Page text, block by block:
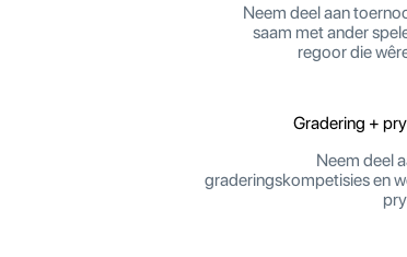
Neem deel aan
saam met ander
regoor die
Gradering +
Neem deel
graderingskompetisies en